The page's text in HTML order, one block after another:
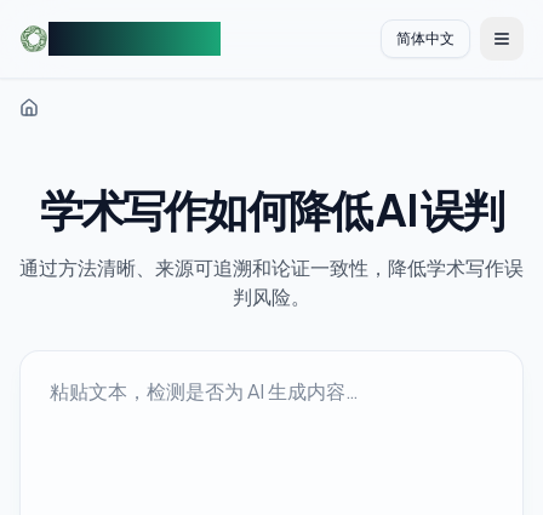
简体中文 切换
学术写作如何降低 AI 误判
通过方法清晰、来源可追溯和论证一致性，降低学术写作误
判风险。